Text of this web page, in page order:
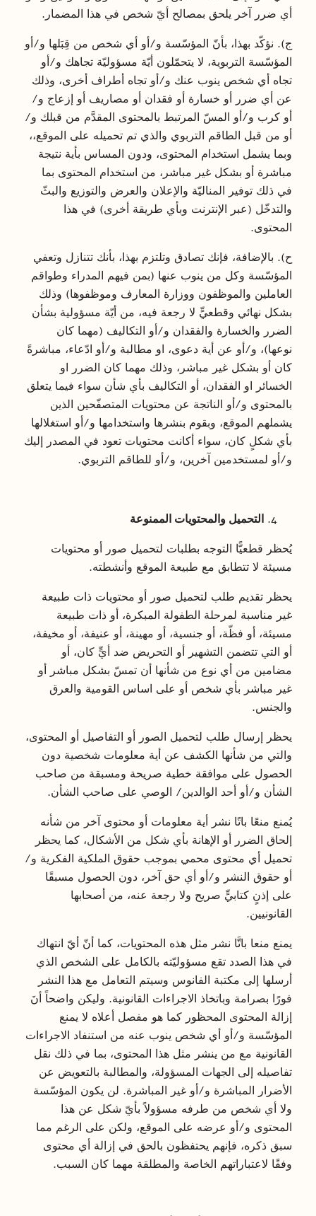
أي ضرر آخر يلحق بمصالح أيّ شخص في هذا المضمار.
ج). نؤكّد بهذا، بأنّ المؤسّسة و/أو أي شخص من قِبَلها و/أو
المؤسّسة التربوية، لا يتحمّلون أيّة مسؤوليّة تجاهك و/أو
تجاه أي شخص ينوب عنك و/أو تجاه أطراف أخرى، وذلك
عن أي ضرر أو خسارة أو فقدان أو مصاريف أو إزعاج و/
أو كرب و/أو المسّ المرتبط بالمحتوى المقدَّم من قبلك و/
أو من قبل الطاقم التربوي والذي تم تحميله على الموقع،،
وبما يشمل استخدام المحتوى، ودون المساس بأية نتيجة
مباشرة أو بشكل غير مباشر، من استخدام المحتوى بما
في ذلك توفير المناليّة والإعلان والعرض والتوزيع والبثّ
والتدخّل (عبر الإنترنت وبأي طريقة أخرى) في هذا
المحتوى.
ح). بالإضافة، فإنك تصادق وتلتزم بهذا، بأنك تتنازل وتعفي
المؤسّسة وكل من ينوب عنها (بمن فيهم المدراء وطواقم
العاملين والموظفون ووزارة المعارف وموظفوها) وذلك
بشكل نهائي وقطعيٍّ لا رجعة فيه، من أيّة مسؤولية بشأن
الضرر والخسارة والفقدان و/أو التكاليف (مهما كان
نوعها)، و/أو عن أية دعوى، او مطالبة و/أو ادّعاء، مباشرةً
كان أو بشكل غير مباشر، وذلك مهما كان الضرر او
الخسائر او الفقدان، أو التكاليف بأي شأن سواء فيما يتعلق
بالمحتوى و/أو الناتجة عن محتويات المتصفّحين الذين
يشملهم الموقع، وبقوم بنشرها واستخدامها و/أو استغلالها
بأي شكلٍ كان، سواء أكانت محتويات تعود في المصدر إليك
و/أو لمستخدمين آخرين، و/أو للطاقم التربوي.
التحميل والمحتويات الممنوعة
يُحظر قطعيًّا التوجه بطلبات لتحميل صور أو محتويات
مسيئة لا تتطابق مع طبيعة الموقع وأنشطته.
يحظر تقديم طلب لتحميل صور أو محتويات ذات طبيعة
غير مناسبة لمرحلة الطفولة المبكرة، أو ذات طبيعة
مسيئة، أو فظّة، أو جنسية، أو مهينة، أو عنيفة، أو مخيفة،
أو التي تتضمن التشهير أو التحريض ضد أيٍّ كان، أو
مضامين من أي نوع من شأنها أن تمسّ بشكل مباشر أو
غير مباشر بأي شخص أو على اساس القومية والعرق
والجنس.
يحظر إرسال طلب لتحميل الصور أو التفاصيل أو المحتوى،
والتي من شأنها الكشف عن أية معلومات شخصية دون
الحصول على موافقة خطية صريحة ومسبقة من صاحب
الشأن و/أو أحد الوالدين/ الوصي على صاحب الشأن.
يُمنع منعًا باتًا نشر أية معلومات أو محتوى آخر من شأنه
إلحاق الضرر أو الإهانة بأي شكل من الأشكال، كما يحظر
تحميل أي محتوى محمي بموجب حقوق الملكية الفكرية و/
أو حقوق النشر و/أو أي حق آخر، دون الحصول مسبقًا
على إذنٍ كتابيٍّ صريح ولا رجعة عنه، من أصحابها
القانونيين.
يمنع منعا باتَّا نشر مثل هذه المحتويات، كما أنّ أيّ انتهاك
في هذا الصدد تقع مسؤوليّته بالكامل على الشخص الذي
أرسلها إلى مكتبة الفانوس وسيتم التعامل مع هذا النشر
فورًا بصرامة وباتخاذ الاجراءات القانونية. وليكن واضحاً أنَ
إزالة المحتوى المحظور كما هو مفصل أعلاه لا يمنع
المؤسّسة و/أو أي شخص ينوب عنه من استنفاد الاجراءات
القانونية مع من ينشر مثل هذا المحتوى، بما في ذلك نقل
تفاصيله إلى الجهات المسؤولة، والمطالبة بالتعويض عن
الأضرار المباشرة و/أو غير المباشرة. لن يكون المؤسّسة
ولا أي شخص من طرفه مسؤولاً بأيّ شكل عن هذا
المحتوى و/أو عرضه على الموقع، ولكن على الرغم مما
سبق ذكره، فإنهم يحتفظون بالحق في إزالة أي محتوى
وفقًا لاعتباراتهم الخاصة والمطلقة مهما كان السبب.